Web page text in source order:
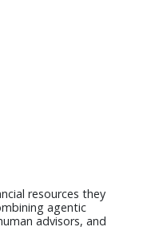
resources they
agentic
advisors, and